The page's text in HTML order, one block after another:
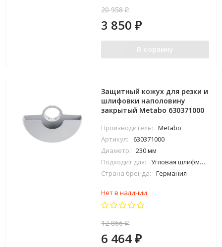
20 958₽
3 850₽
В корзину
Защитный кожух для резки и
шлифовки наполовину
закрытый Metabo 630371000
Производитель:
Metabo
Артикул:
630371000
Диаметр:
230 мм
Подходит для:
Угловая шлифмашина Metabo Ø 230 мм (с зажимным рычагом на фланце)
Страна бренда:
Германия
Нет в наличии
12 866₽
6 464₽